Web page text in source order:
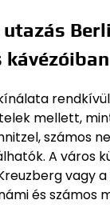
kávézóiban
mellett,
számos
A város
vagy a
és számos